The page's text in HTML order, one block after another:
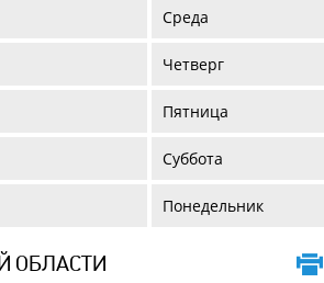
Среда
Четверг
Пятница
Суббота
Понедельник
ОБЛАСТИ